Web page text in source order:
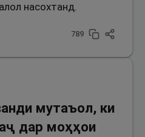
насохтанд.
789
мутаъол, ки
дар моҳҳои